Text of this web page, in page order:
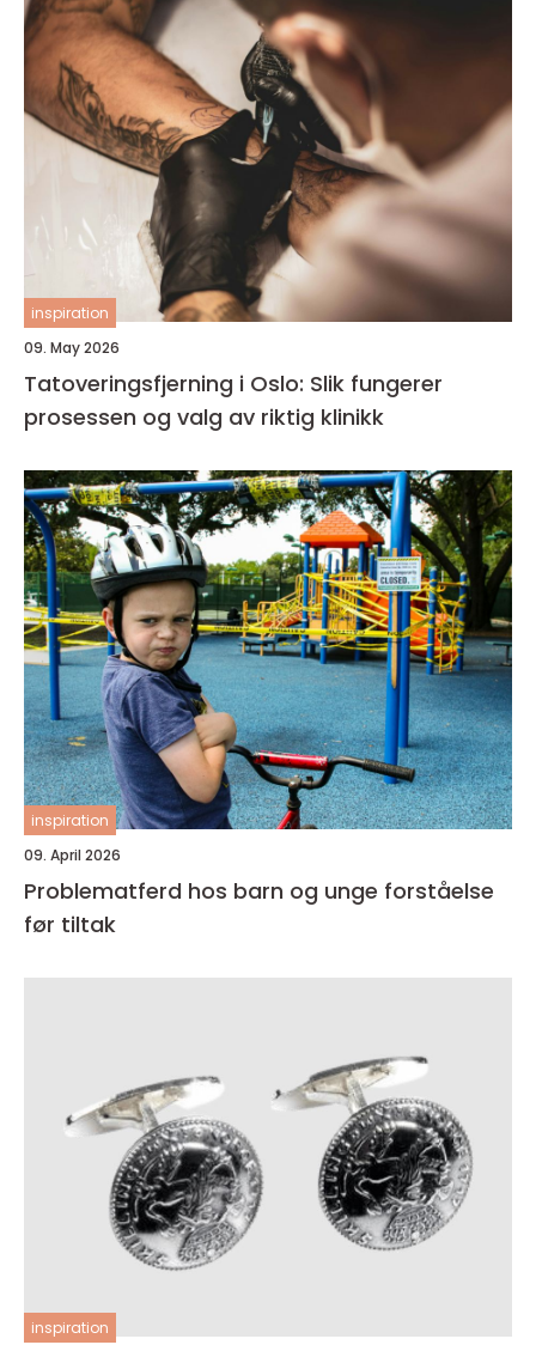
inspiration
09. May 2026
Tatoveringsfjerning i Oslo: Slik fungerer
prosessen og valg av riktig klinikk
inspiration
09. April 2026
Problematferd hos barn og unge forståelse
før tiltak
inspiration